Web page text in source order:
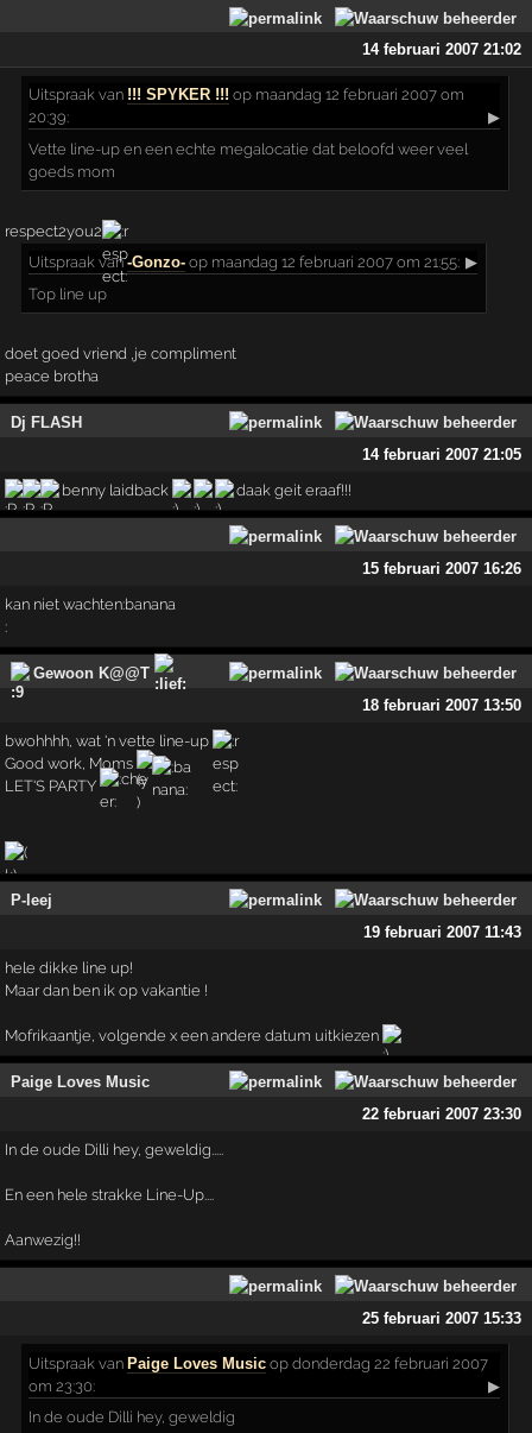
14 februari 2007 21:02
Uitspraak van !!! SPYKER !!! op maandag 12 februari 2007 om
20:39:
▶
Vette line-up en een echte megalocatie dat beloofd weer veel
goeds mom
respect2you2
Uitspraak van-Gonzo- op maandag 12 februari 2007 om 21:55: ▶
Top line up
doet goed vriend ,je compliment
peace brotha
Dj FLASH
14 februari 2007 21:05
benny laidback daak geit eraaf!!!
15 februari 2007 16:26
kan niet wachten:banana
:
Gewoon K@@T
18 februari 2007 13:50
bwohhhh, wat 'n vette line-up
Good work, Moms
LET'S PARTY
P-leej
19 februari 2007 11:43
hele dikke line up!
Maar dan ben ik op vakantie !
Mofrikaantje, volgende x een andere datum uitkiezen
Paige Loves Music
22 februari 2007 23:30
In de oude Dilli hey, geweldig.....
En een hele strakke Line-Up....
Aanwezig!!
25 februari 2007 15:33
Uitspraak vanPaige Loves Music op donderdag 22 februari 2007
om 23:30:
▶
In de oude Dilli hey, geweldig